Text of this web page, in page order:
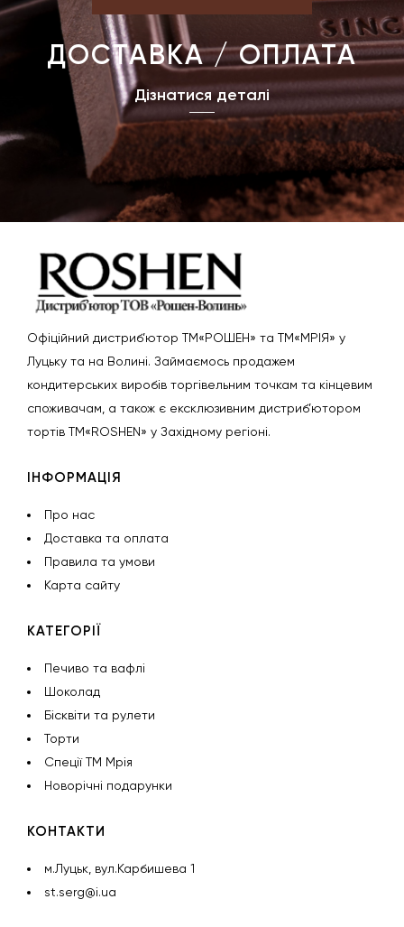
ДОСТАВКА / ОПЛАТА
Дізнатися деталі
Офіційний дистриб’ютор ТМ«РОШЕН» та ТМ«МРІЯ» у
Луцьку та на Волині. Займаємось продажем
кондитерських виробів торгівельним точкам та кінцевим
споживачам, а також є ексклюзивним дистриб’ютором
тортів ТМ«ROSHEN» у Західному регіоні.
ІНФОРМАЦІЯ
Про нас
Доставка та оплата
Правила та умови
Карта сайту
КАТЕГОРІЇ
Печиво та вафлі
Шоколад
Бісквіти та рулети
Торти
Спеції ТМ Мрія
Новорічні подарунки
КОНТАКТИ
м.Луцьк, вул.Карбишева 1
st.serg@i.ua